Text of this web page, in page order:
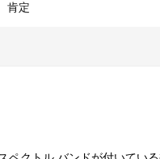
肯定